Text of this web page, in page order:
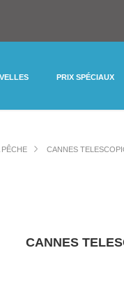
PRIX SPÉCIAUX
PÊCHE CANNES
CANNES